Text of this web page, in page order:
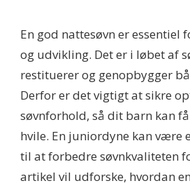
En god nattesøvn er essentiel
og udvikling. Det er i løbet af
restituerer og genopbygger
Derfor er det vigtigt at sikre
søvnforhold, så dit barn kan
hvile. En juniordyne kan være
til at forbedre søvnkvaliteten
artikel vil udforske, hvordan